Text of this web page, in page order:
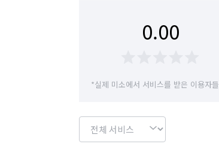
0.00
*실제 미소에서 서비스를 받은 이용자